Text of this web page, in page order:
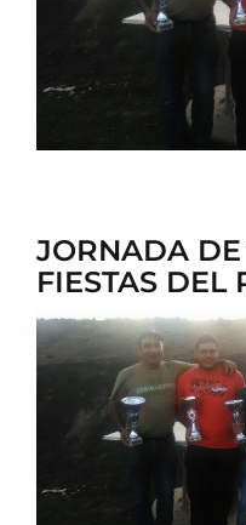
CONTACTO
JORNADA
FIESTAS DEL